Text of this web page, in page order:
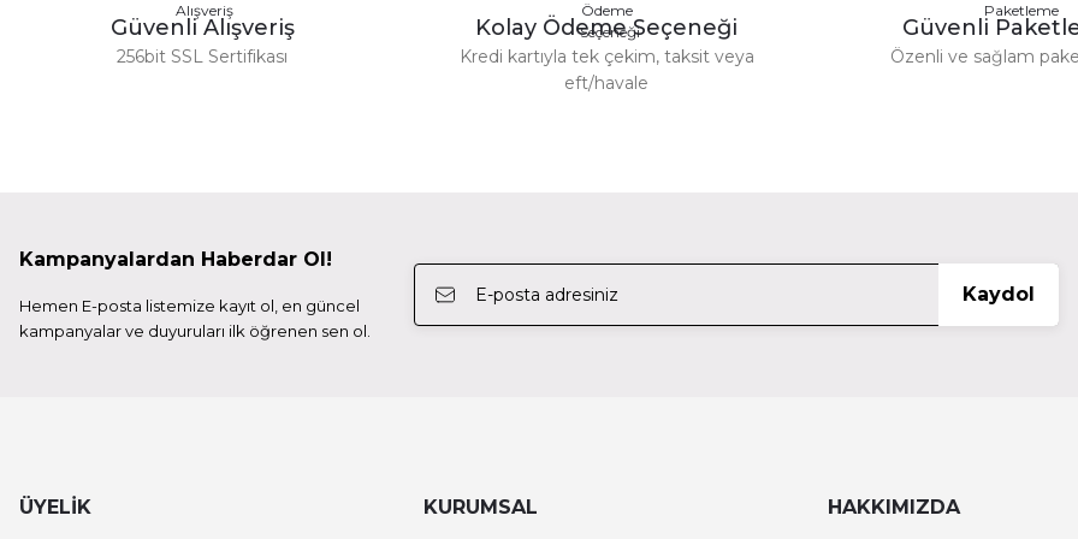
Deneyimini Paylaş
Tilta 4*5.65 Carbon Fiber Matte Box (Clamp-On With 95Mm Back Mb-T12-M95
Tilta Tiltaing Advanced
Tilta Tiltaing Advanced Right Sideo Handle Attachment Type V - Black Ta-Aha5-R-B
Tilta Tilta 15Mm
Güvenli Alışveriş
256bit SSL Sertifikası
Kolay Ödeme Seçeneği
Kredi kartıyla tek çekim, taksit veya
eft/havale
Güvenli
Özenli ve sağlam
Kampanyalardan Haberdar Ol!
Hemen E-posta listemize kayıt ol, en güncel
kampanyalar ve duyuruları ilk öğrenen sen ol.
Kaydol
ÜYELİK KURUMSAL HAKKIMIZDA